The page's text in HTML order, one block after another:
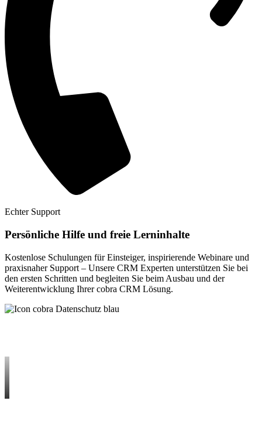
Echter Support
Persönliche Hilfe und freie Lerninhalte
Kostenlose Schulungen für Einsteiger, inspirierende Webinare und
praxisnaher Support – Unsere CRM Experten unterstützen Sie bei
den ersten Schritten und begleiten Sie beim Ausbau und der
Weiterentwicklung Ihrer cobra CRM Lösung.